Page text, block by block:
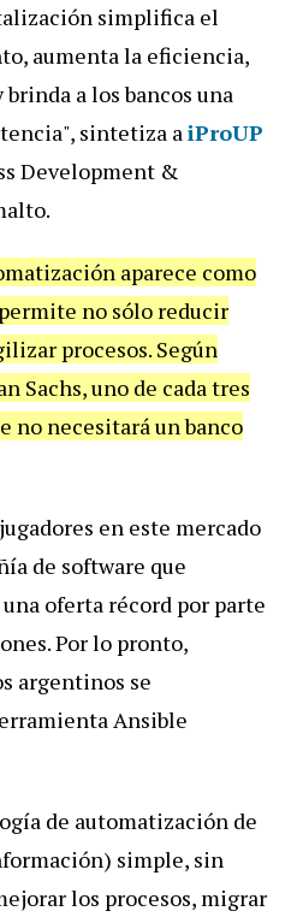
ón simplifica el
, aumentala eficiencia,
brinda alos bancos una
", sintetiza aiProUP
Development &
ón aparece como
permite no sólo reducir
procesos. Según
Sachs,uno de cadatres
no necesitaráunbanco
jugadores en este mercado
a de software que
una oferta récord por parte
.Porlo pronto,
argentinos se
Ansible
ía de automatización de
ón) simple, sin
los procesos, migrar